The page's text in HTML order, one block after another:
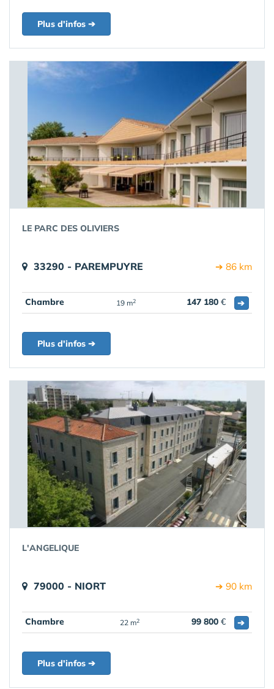
Plus d'infos ➔
LE PARC DES OLIVIERS
33290 - PAREMPUYRE ➔ 86 km
Chambre 19 m2 147 180 € ➔
Plus d'infos ➔
L'ANGELIQUE
79000 - NIORT ➔ 90 km
Chambre 22 m2 99 800 € ➔
Plus d'infos ➔